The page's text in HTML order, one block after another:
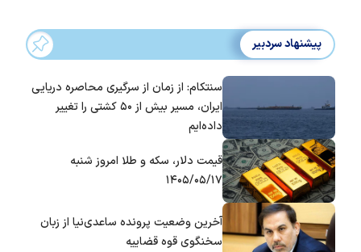
پیشنهاد سردبیر
سنتکام: از زمان از سرگیری محاصره دریایی
ایران، مسیر بیش از ۵۰ کشتی را تغییر
داده‌ایم
قیمت دلار، سکه و طلا امروز شنبه
۱۴۰۵/۰۵/۱۷
آخرین وضعیت پرونده ساعدی‌نیا از زبان
سخنگوی قوه قضاییه